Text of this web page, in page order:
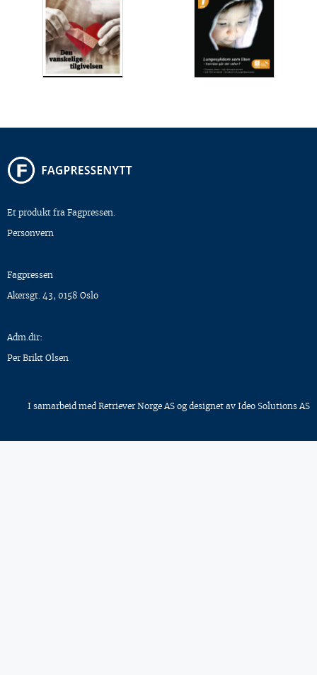
Et produkt fra Fagpressen.
Personvern
Fagpressen
Akersgt. 43, 0158 Oslo
Adm.dir:
Per Brikt Olsen
I samarbeid med Retriever Norge AS og designet av Ideo Solutions AS